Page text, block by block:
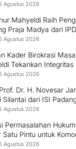
Agustus 2026
Mahyeldi Raih
Praja Madya dari
Agustus 2026
Kader Birokrasi
Tekankan
Praja IPDN
Agustus 2026
Dr. H. Novesar
Silantai dari ISI
Dharma Andalas
Agustus 2026
Permasalahan
Satu Pintu untuk
Agustus 2026